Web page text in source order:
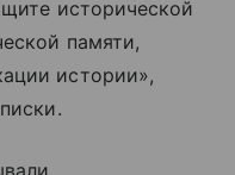
исторической
памяти,
истории»,